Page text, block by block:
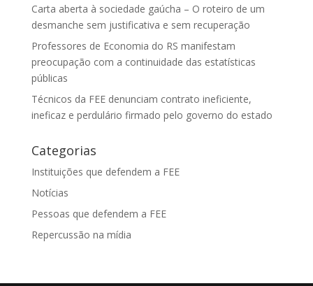
Carta aberta à sociedade gaúcha – O roteiro de um
desmanche sem justificativa e sem recuperação
Professores de Economia do RS manifestam
preocupação com a continuidade das estatísticas
públicas
Técnicos da FEE denunciam contrato ineficiente,
ineficaz e perdulário firmado pelo governo do estado
Categorias
Instituições que defendem a FEE
Notícias
Pessoas que defendem a FEE
Repercussão na mídia